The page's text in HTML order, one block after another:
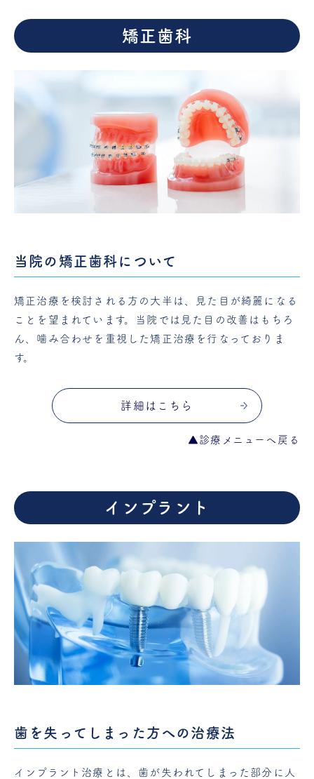
矯正歯科
当院の矯正歯科について
矯正治療を検討される方の大半は、見た目が綺麗になる
ことを望まれています。当院では見た目の改善はもちろ
ん、噛み合わせを重視した矯正治療を行なっておりま
す。
詳細はこちら
▲診療メニューへ戻る
インプラント
歯を失ってしまった方への治療法
インプラント治療とは、歯が失われてしまった部分に人